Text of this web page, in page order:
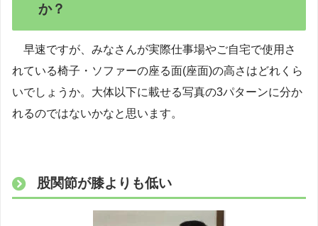
か？
早速ですが、みなさんが実際仕事場やご自宅で使用さ
れている椅子・ソファーの座る面(座面)の高さはどれくら
いでしょうか。大体以下に載せる写真の3パターンに分か
れるのではないかなと思います。
股関節が膝よりも低い